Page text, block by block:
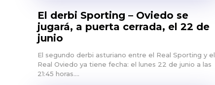
El derbi Sporting – Oviedo se
jugará, a puerta cerrada, el 22 de
junio
El segundo derbi asturiano entre el Real Sporting y el
Real Oviedo ya tiene fecha: el lunes 22 de junio a las
21:45 horas....